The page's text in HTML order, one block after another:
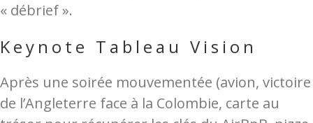
« débrief ».
Keynote Tableau Vision
Après une soirée mouvementée (avion, victoire
de l’Angleterre face à la Colombie, carte au